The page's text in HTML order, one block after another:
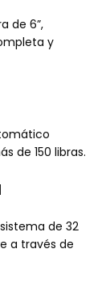
de 6”,
y
de 150 libras.
de 32
a través de